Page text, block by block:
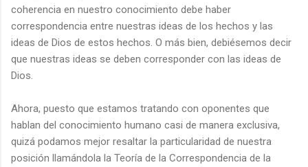
coherencia en nuestro conocimiento debe haber
correspondencia entre nuestras ideas de los hechos y las
ideas de Dios de estos hechos. O más bien, debiésemos decir
que nuestras ideas se deben corresponder con las ideas de
Dios.
Ahora, puesto que estamos tratando con oponentes que
hablan del conocimiento humano casi de manera exclusiva,
quizá podamos mejor resaltar la particularidad de nuestra
posición llamándola la Teoría de la Correspondencia de la